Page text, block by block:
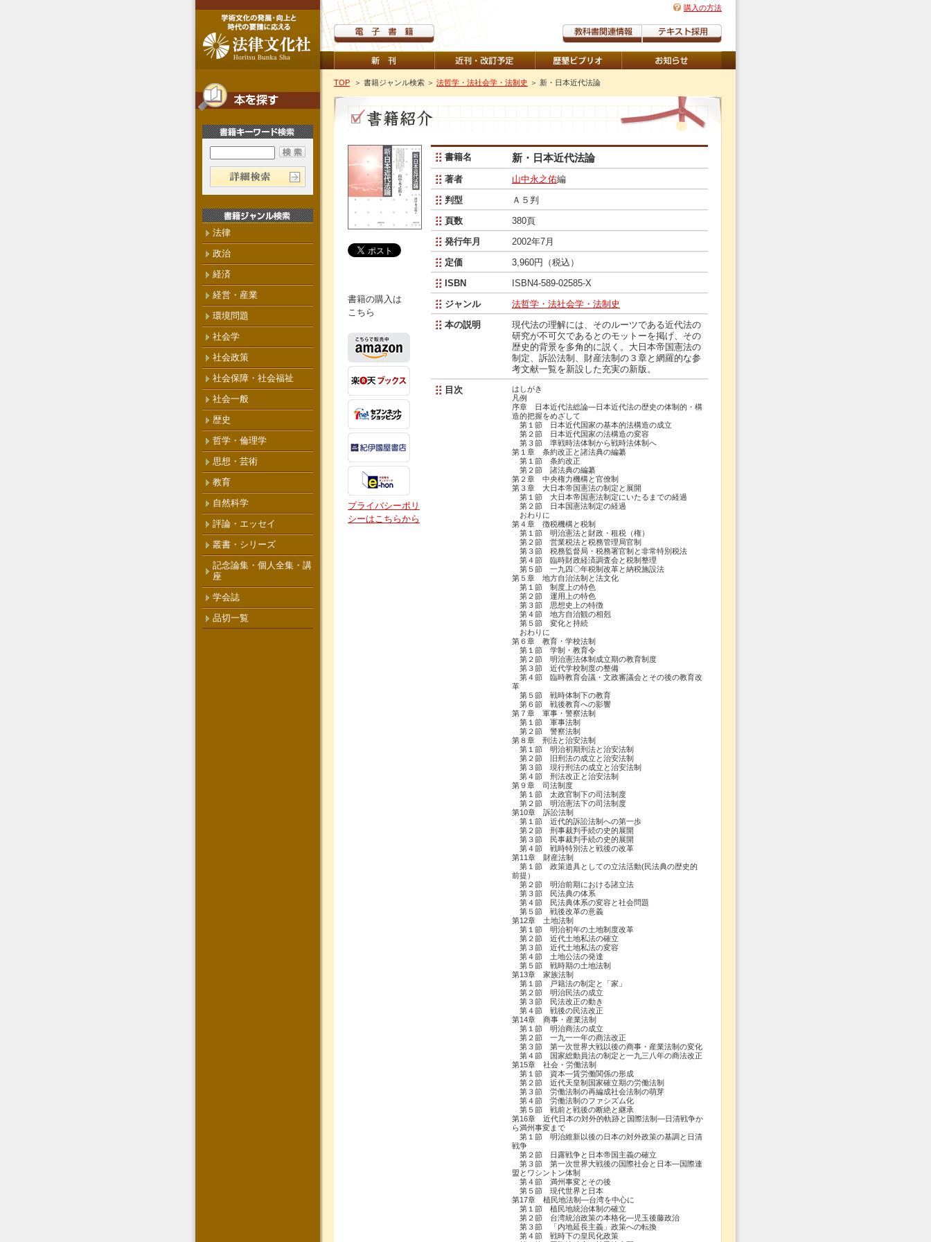
購入の方法
TOP ＞ 書籍ジャンル検索 ＞ 法哲学・法社会学・法制史 ＞ 新・日本近代法論
書籍の購入は
こちら
プライバシーポリ
シーはこちらから
書籍名 新・日本近代法論
著者 山中永之佑編
判型
Ａ５判
頁数
380頁
発行年月
2002年7月
定価
3,960円（税込）
ISBN
ISBN4-589-02585-X
ジャンル
法哲学・法社会学・法制史
本の説明
現代法の理解には、そのルーツである近代法の
研究が不可欠であるとのモットーを掲げ、その
歴史的背景を多角的に説く。大日本帝国憲法の
制定、訴訟法制、財産法制の３章と網羅的な参
考文献一覧を新設した充実の新版。
目次
はしがき
凡例
序章 日本近代法総論―日本近代法の歴史の体制的・構
造的把握をめざして
第１節 日本近代国家の基本的法構造の成立
第２節 日本近代国家の法構造の変容
第３節 準戦時法体制から戦時法体制へ
第１章 条約改正と諸法典の編纂
第１節 条約改正
第２節 諸法典の編纂
第２章 中央権力機構と官僚制
第３章 大日本帝国憲法の制定と展開
第１節 大日本帝国憲法制定にいたるまでの経過
第２節 日本国憲法制定の経過
おわりに
第４章 徴税機構と税制
第１節 明治憲法と財政・租税（権）
第２節 営業税法と税務管理局官制
第３節 税務監督局・税務署官制と非常特別税法
第４節 臨時財政経済調査会と税制整理
第５節 一九四〇年税制改革と納税施設法
第５章 地方自治法制と法文化
第１節 制度上の特色
第２節 運用上の特色
第３節 思想史上の特徴
第４節 地方自治観の相剋
第５節 変化と持続
おわりに
第６章 教育・学校法制
第１節 学制・教育令
第２節 明治憲法体制成立期の教育制度
第３節 近代学校制度の整備
第４節 臨時教育会議・文政審議会とその後の教育改
革
第５節 戦時体制下の教育
第６節 戦後教育への影響
第７章 軍事・警察法制
第１節 軍事法制
第２節 警察法制
第８章 刑法と治安法制
第１節 明治初期刑法と治安法制
第２節 旧刑法の成立と治安法制
第３節 現行刑法の成立と治安法制
第４節 刑法改正と治安法制
第９章 司法制度
第１節 太政官制下の司法制度
第２節 明治憲法下の司法制度
第10章 訴訟法制
第１節 近代的訴訟法制への第一歩
第２節 刑事裁判手続の史的展開
第３節 民事裁判手続の史的展開
第４節 戦時特別法と戦後の改革
第11章 財産法制
第１節 政策道具としての立法活動(民法典の歴史的
前提）
第２節 明治前期における諸立法
第３節 民法典の体系
第４節 民法典体系の変容と社会問題
第５節 戦後改革の意義
第12章 土地法制
第１節 明治初年の土地制度改革
第２節 近代土地私法の確立
第３節 近代土地私法の変容
第４節 土地公法の発達
第５節 戦時期の土地法制
第13章 家族法制
第１節 戸籍法の制定と「家」
第２節 明治民法の成立
第３節 民法改正の動き
第４節 戦後の民法改正
第14章 商事・産業法制
第１節 明治商法の成立
第２節 一九一一年の商法改正
第３節 第一次世界大戦以後の商事・産業法制の変化
第４節 国家総動員法の制定と一九三八年の商法改正
第15章 社会・労働法制
第１節 資本―賃労働関係の形成
第２節 近代天皇制国家確立期の労働法制
第３節 労働法制の再編成社会法制の萌芽
第４節 労働法制のファシズム化
第５節 戦前と戦後の断絶と継承
第16章 近代日本の対外的軌跡と国際法制―日清戦争か
ら満州事変まで
第１節 明治維新以後の日本の対外政策の基調と日清
戦争
第２節 日露戦争と日本帝国主義の確立
第３節 第一次世界大戦後の国際社会と日本―国際連
盟とワシントン体制
第４節 満州事変とその後
第５節 現代世界と日本
第17章 植民地法制―台湾を中心に
第１節 植民地統治体制の確立
第２節 台湾統治政策の本格化―児玉後藤政治
第３節 「内地延長主義」政策への転換
第４節 戦時下の皇民化政策
法律
政治
経済
経営・産業
環境問題
社会学
社会政策
社会保障・社会福祉
社会一般
歴史
哲学・倫理学
思想・芸術
教育
自然科学
評論・エッセイ
叢書・シリーズ
記念論集・個人全集・講
座
学会誌
品切一覧